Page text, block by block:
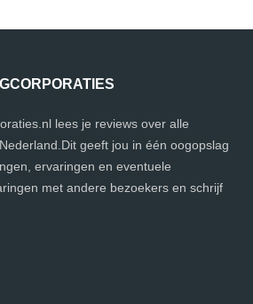
lees je reviews over alle
geeft jou in één oogopslag
ervaringen en eventuele
met andere bezoekers en schrijf